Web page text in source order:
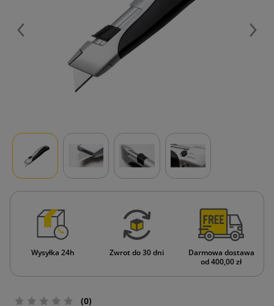
Poprzedni
Wysyłka 24h Zwrot do 30 dni
Darmowa dostawa
od 400,00 zł
(0)